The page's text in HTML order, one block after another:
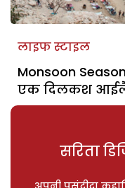
लाइफ स्टाइल
Monsoon
एक दिलकश
सरिता